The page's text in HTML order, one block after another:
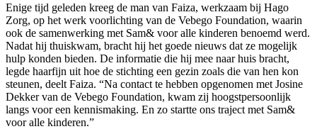
Enige tijd geleden kreeg de man van Faiza, werkzaam bij Hago
Zorg, op het werk voorlichting van de Vebego Foundation, waarin
ook de samenwerking met Sam& voor alle kinderen benoemd werd.
Nadat hij thuiskwam, bracht hij het goede nieuws dat ze mogelijk
hulp konden bieden. De informatie die hij mee naar huis bracht,
legde haarfijn uit hoe de stichting een gezin zoals die van hen kon
steunen, deelt Faiza. “Na contact te hebben opgenomen met Josine
Dekker van de Vebego Foundation, kwam zij hoogstpersoonlijk
langs voor een kennismaking. En zo startte ons traject met Sam&
voor alle kinderen.”